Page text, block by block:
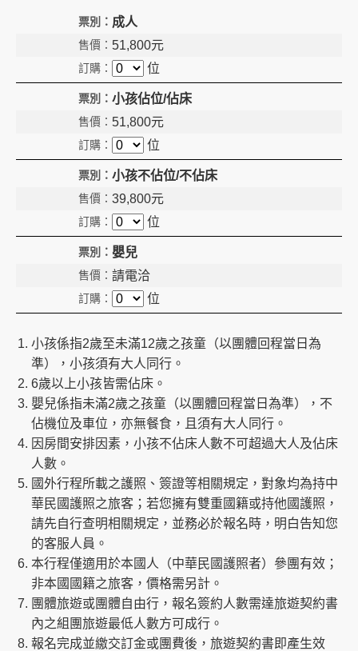
成人
51,800元
位
小孩佔位/佔床
51,800元
位
小孩不佔位/不佔床
39,800元
位
嬰兒
請電洽
位
小孩係指2歲至未滿12歲之孩童（以團體回程當日為
準），小孩須有大人同行。
6歲以上小孩皆需佔床。
嬰兒係指未滿2歲之孩童（以團體回程當日為準），不
佔機位及車位，亦無餐食，且須有大人同行。
因房間安排因素，小孩不佔床人數不可超過大人及佔床
人數。
國外行程所載之護照、簽證等相關規定，對象均為持中
華民國護照之旅客；若您擁有雙重國籍或持他國護照，
請先自行查明相關規定，並務必於報名時，明白告知您
的客服人員。
本行程僅適用於本國人（中華民國護照者）參團有效；
非本國國籍之旅客，價格需另計。
團體旅遊或團體自由行，報名簽約人數需達旅遊契約書
內之組團旅遊最低人數方可成行。
報名完成並繳交訂金或團費後，旅遊契約書即產生效